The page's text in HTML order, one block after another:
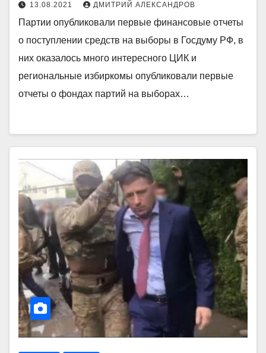
13.08.2021 ДМИТРИЙ АЛЕКСАНДРОВ
Партии опубликовали первые финансовые отчеты
о поступлении средств на выборы в Госдуму РФ, в
них оказалось много интересного ЦИК и
региональные избиркомы опубликовали первые
отчеты о фондах партий на выборах…